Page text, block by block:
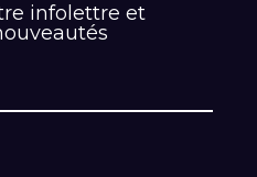
infolettre et